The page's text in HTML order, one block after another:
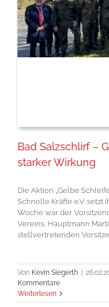
Bad Salzschlirf –
starker Wirkung
Die Aktion „Gelbe
Schnelle Kräfte e.V.
Woche war der
Vereins, Hauptmann
stellvertretenden
Von Kevin Siegerth |
Kommentare
Weiterlesen